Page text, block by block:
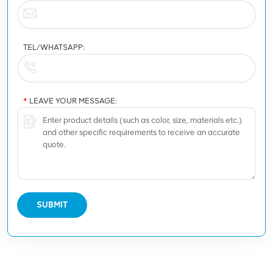
TEL/WHATSAPP:
* LEAVE YOUR MESSAGE:
SUBMIT